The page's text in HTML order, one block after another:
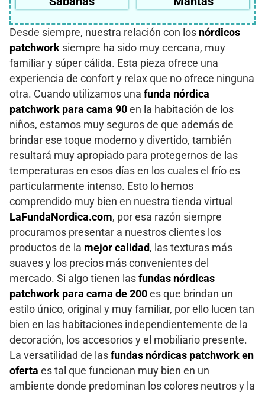
Desde siempre, nuestra relación con los nórdicos
patchwork siempre ha sido muy cercana, muy
familiar y súper cálida. Esta pieza ofrece una
experiencia de confort y relax que no ofrece ninguna
otra. Cuando utilizamos una funda nórdica
patchwork para cama 90 en la habitación de los
niños, estamos muy seguros de que además de
brindar ese toque moderno y divertido, también
resultará muy apropiado para protegernos de las
temperaturas en esos días en los cuales el frío es
particularmente intenso. Esto lo hemos
comprendido muy bien en nuestra tienda virtual
LaFundaNordica.com, por esa razón siempre
procuramos presentar a nuestros clientes los
productos de la mejor calidad , las texturas más
suaves y los precios más convenientes del
mercado. Si algo tienen las fundas nórdicas
patchwork para cama de 200 es que brindan un
estilo único, original y muy familiar, por ello lucen tan
bien en las habitaciones independientemente de la
decoración, los accesorios y el mobiliario presente.
La versatilidad de las fundas nórdicas patchwork en
oferta es tal que funcionan muy bien en un
ambiente donde predominan los colores neutros y la